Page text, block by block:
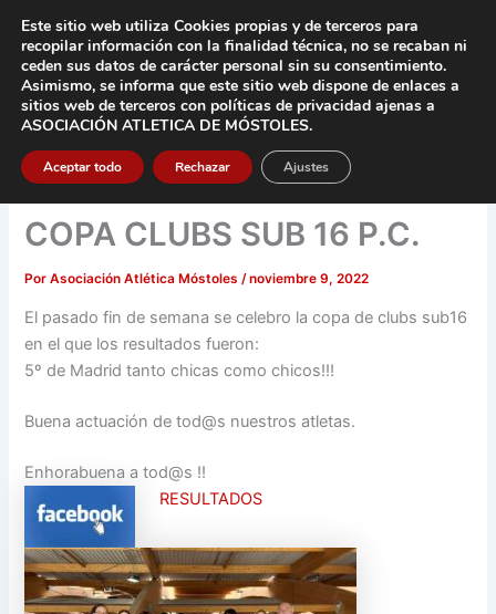
contenido
COPA CLUBS SUB 16 P.C.
PorAsociación Atlética Móstoles/noviembre 9, 2022
El pasado fin de semana se celebro la copa de clubs sub16
en el que los resultados fueron:
5º de Madrid tanto chicas como chicos!!!
Buena actuación de tod@s nuestros atletas.
Enhorabuena a tod@s !!
RESULTADOS
Este sitio web utiliza Cookies propias y de terceros para
recopilar información con la finalidad técnica, no se recaban ni
ceden sus datos de carácter personal sin su consentimiento.
Asimismo, se informa que este sitio web dispone de enlaces a
sitios web de terceros con políticas de privacidad ajenas a
ASOCIACIÓN ATLETICA DE MÓSTOLES.
Aceptar todo Rechazar Ajustes